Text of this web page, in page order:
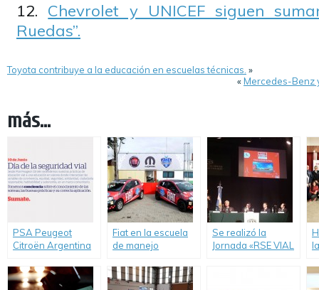
Chevrolet y UNICEF siguen
Ruedas”.
Toyota contribuye a la educación en escuelas técnicas. »
«Mercedes-Benz
más...
PSA Peugeot
Citroën Argentina
Seguridad Vial y
refuerza su
Fiat en la escuela
de manejo
Experience”.
Se realizó la
Jornada «RSE VIAL